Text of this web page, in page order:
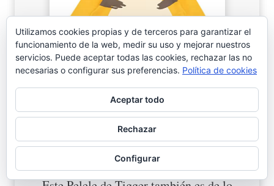
Utilizamos cookies propias y de terceros para garantizar el
funcionamiento de la web, medir su uso y mejorar nuestros
servicios. Puede aceptar todas las cookies, rechazar las no
necesarias o configurar sus preferencias. Política de cookies
Aceptar todo
Rechazar
Configurar